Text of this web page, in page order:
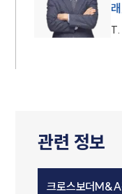
T.
관련 정보
크로스보더M&A